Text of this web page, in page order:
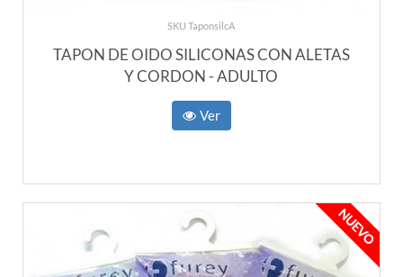
SKU TaponsilcA
TAPON DE OIDO SILICONAS CON ALETAS
Y CORDON - ADULTO
Ver